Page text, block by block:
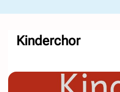
Kinderchor